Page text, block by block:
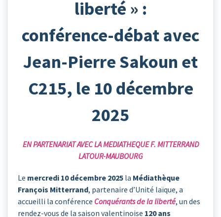
liberté » :
conférence-débat avec
Jean-Pierre Sakoun et
C215, le 10 décembre
2025
EN PARTENARIAT AVEC LA MEDIATHEQUE F. MITTERRAND
LATOUR-MAUBOURG
Le mercredi 10 décembre 2025 la Médiathèque
François Mitterrand, partenaire d’Unité laïque, a
accueilli la conférence Conquérants de la liberté, un des
rendez-vous de la saison valentinoise 120 ans